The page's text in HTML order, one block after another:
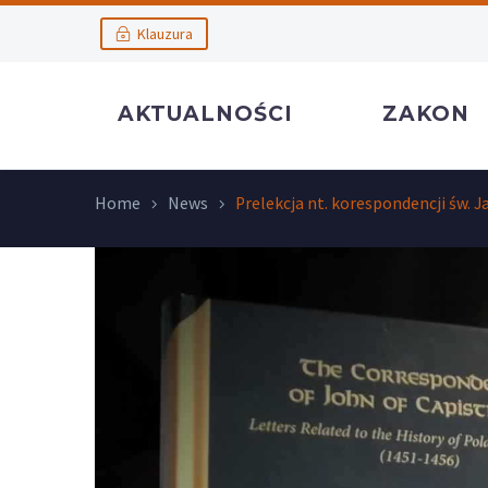
Klauzura
AKTUALNOŚCI ZAKON
Home News Prelekcja nt. korespondencji św.